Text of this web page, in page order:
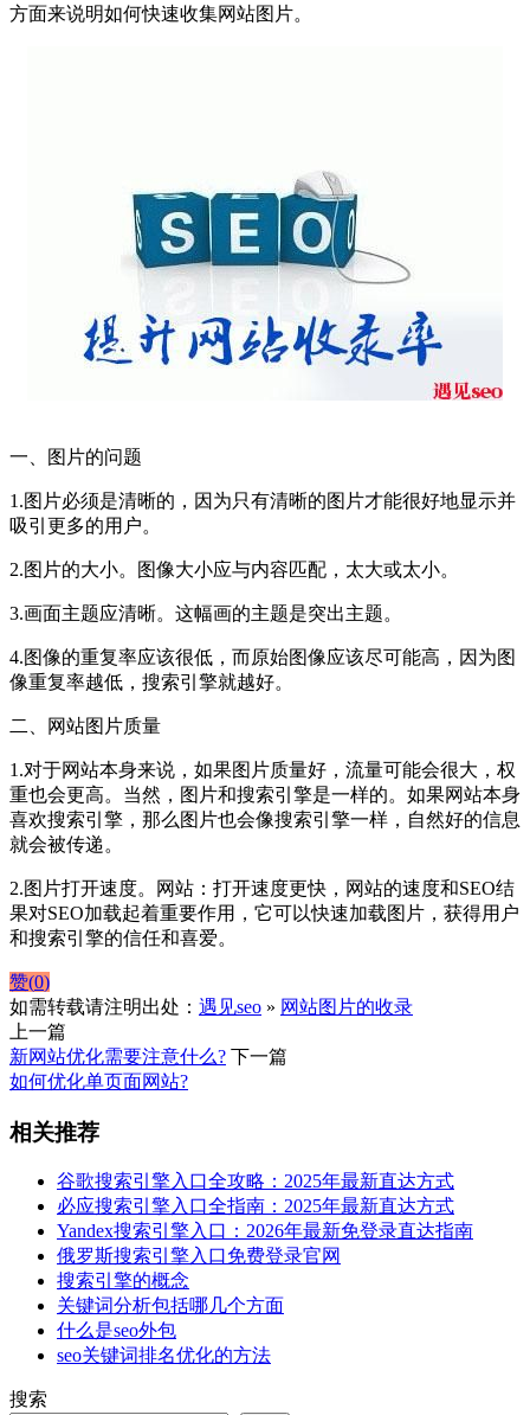
方面来说明如何快速收集网站图片。
一、图片的问题
1.图片必须是清晰的，因为只有清晰的图片才能很好地显示并
吸引更多的用户。
2.图片的大小。图像大小应与内容匹配，太大或太小。
3.画面主题应清晰。这幅画的主题是突出主题。
4.图像的重复率应该很低，而原始图像应该尽可能高，因为图
像重复率越低，搜索引擎就越好。
二、网站图片质量
1.对于网站本身来说，如果图片质量好，流量可能会很大，权
重也会更高。当然，图片和搜索引擎是一样的。如果网站本身
喜欢搜索引擎，那么图片也会像搜索引擎一样，自然好的信息
就会被传递。
2.图片打开速度。网站：打开速度更快，网站的速度和SEO结
果对SEO加载起着重要作用，它可以快速加载图片，获得用户
和搜索引擎的信任和喜爱。
赞(0)
如需转载请注明出处： 遇见seo » 网站图片的收录
上一篇
新网站优化需要注意什么? 下一篇
如何优化单页面网站?
相关推荐
谷歌搜索引擎入口全攻略：2025年最新直达方式
必应搜索引擎入口全指南：2025年最新直达方式
Yandex搜索引擎入口：2026年最新免登录直达指南
俄罗斯搜索引擎入口免费登录官网
搜索引擎的概念
关键词分析包括哪几个方面
什么是seo外包
seo关键词排名优化的方法
搜索